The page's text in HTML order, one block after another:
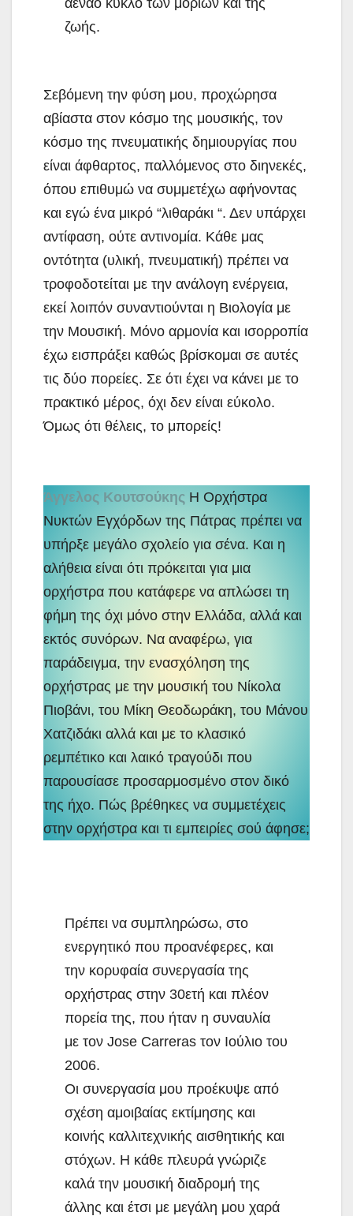
ζωής.
Σεβόμενη την φύση μου, προχώρησα
αβίαστα στον κόσμο της μουσικής, τον
κόσμο της πνευματικής δημιουργίας που
είναι άφθαρτος, παλλόμενος στο διηνεκές,
όπου επιθυμώ να συμμετέχω αφήνοντας
και εγώ ένα μικρό “λιθαράκι “. Δεν υπάρχει
αντίφαση, ούτε αντινομία. Κάθε μας
οντότητα (υλική, πνευματική) πρέπει να
τροφοδοτείται με την ανάλογη ενέργεια,
εκεί λοιπόν συναντιούνται η Βιολογία με
την Μουσική. Μόνο αρμονία και ισορροπία
έχω εισπράξει καθώς βρίσκομαι σε αυτές
τις δύο πορείες. Σε ότι έχει να κάνει με το
πρακτικό μέρος, όχι δεν είναι εύκολο.
Όμως ότι θέλεις, το μπορείς!
Άγγελος Κουτσούκης Η Ορχήστρα
Νυκτών Εγχόρδων της Πάτρας πρέπει να
υπήρξε μεγάλο σχολείο για σένα. Και η
αλήθεια είναι ότι πρόκειται για μια
ορχήστρα που κατάφερε να απλώσει τη
φήμη της όχι μόνο στην Ελλάδα, αλλά και
εκτός συνόρων. Να αναφέρω, για
παράδειγμα, την ενασχόληση της
ορχήστρας με την μουσική του Νίκολα
Πιοβάνι, του Μίκη Θεοδωράκη, του Μάνου
Χατζιδάκι αλλά και με το κλασικό
ρεμπέτικο και λαικό τραγούδι που
παρουσίασε προσαρμοσμένο στον δικό
της ήχο. Πώς βρέθηκες να συμμετέχεις
στην ορχήστρα και τι εμπειρίες σού άφησε;
Πρέπει να συμπληρώσω, στο
ενεργητικό που προανέφερες, και
την κορυφαία συνεργασία της
ορχήστρας στην 30ετή και πλέον
πορεία της, που ήταν η συναυλία
με τον Jose Carreras τον Ιούλιο του
2006.
Οι συνεργασία μου προέκυψε από
σχέση αμοιβαίας εκτίμησης και
κοινής καλλιτεχνικής αισθητικής και
στόχων. Η κάθε πλευρά γνώριζε
καλά την μουσική διαδρομή της
άλλης και έτσι με μεγάλη μου χαρά